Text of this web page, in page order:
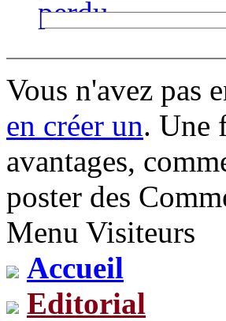
perdu
Vous n'avez pas
en créer un. Une
avantages,
poster des
Menu Visiteurs
Accueil
Editorial